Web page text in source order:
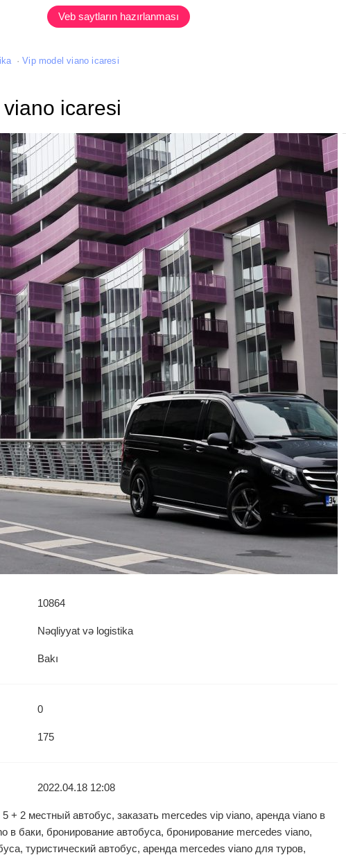
Veb saytların hazırlanması
Vip model viano icaresi
icaresi
10864
Nəqliyyat və logistika
Bakı
0
175
2022.04.18 12:08
+ 2 местный автобус, заказать mercedes vip viano, аренда viano в
в баки, бронирование автобуса, бронирование mercedes viano,
туристический автобус, аренда mercedes viano для туров,